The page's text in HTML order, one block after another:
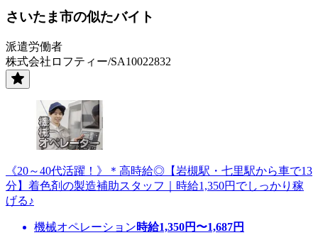
さいたま市の似たバイト
派遣労働者
株式会社ロフティー/SA10022832
《20～40代活躍！》＊高時給◎【岩槻駅・七里駅から車で13
分】着色剤の製造補助スタッフ｜時給1,350円でしっかり稼
げる♪
機械オペレーション時給1,350円〜1,687円